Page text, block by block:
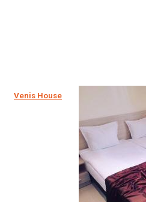
Venis House